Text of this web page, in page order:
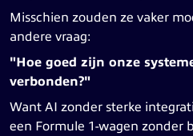
Misschien zouden ze vaker
andere vraag:
"Hoe goed zijn onze
verbonden?"
Want AI zonder sterke
een Formule 1-wagen zonder